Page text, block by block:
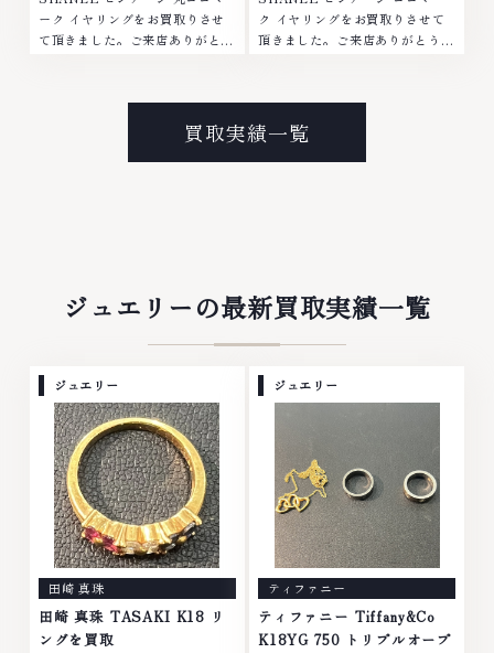
ーク イヤリングをお買取りさせ
て頂きました。ご来店ありがとう
ブランド品 ブランド衣類 お酒買
取りのことなら、お任せくださ
い。なかでも金・プラチナ等のア
クセサリー・貴金属・宝石・ダイ
の高価買取りを実現しており、他
定します。お気軽にご連絡くださ
い。TEL: 0120-959-764営業
時間: 10:00～19:00定休日: 年中
無休
ク イヤリングをお買取りさせて
頂きました。ご来店ありがとうご
ランド品 ブランド衣類 お酒買取
りのことなら、お任せください。
なかでも金・プラチナ等のアクセ
サリー・貴金属・宝石・ダイヤモ
買取りを実現しており、他店では
ます。お気軽にご連絡ください。
TEL: 0120-959-764営業時間:
買取実績一覧
ジュエリーの最新買取実績一覧
ジュエリー
田崎 真珠
田崎 真珠 TASAKI K18 リ
ングを買取
ジュエリー
ティファニー
ティファニー Tiffany&Co
K18YG 750 トリプルオープ